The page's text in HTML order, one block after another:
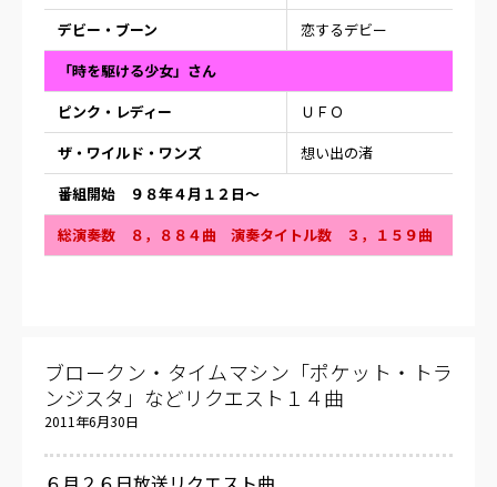
デビー・ブーン
恋するデビー
「時を駆ける少女」さん
ピンク・レディー
ＵＦＯ
ザ・ワイルド・ワンズ
想い出の渚
番組開始 ９８年４月１２日〜
総演奏数 ８，８８４曲 演奏タイトル数 ３，１５９曲
ブロークン・タイムマシン「ポケット・トラ
ンジスタ」などリクエスト１４曲
2011年6月30日